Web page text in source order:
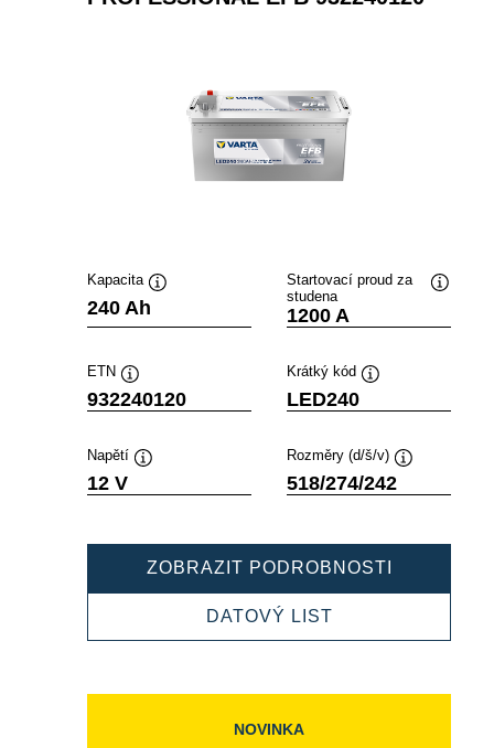
Kapacita
240 Ah
Startovací proud za
studena
1200 A
ETN
Popisek
nástroje
932240120
Krátký kód
nástroje
LED240
Napětí
nástroje
12 V
Rozměry (d/š/v)
nástroje
518/274/242
ZOBRAZIT PODROBNOSTI
DATOVÝ LISTPROFESSIONAL
NOVINKA